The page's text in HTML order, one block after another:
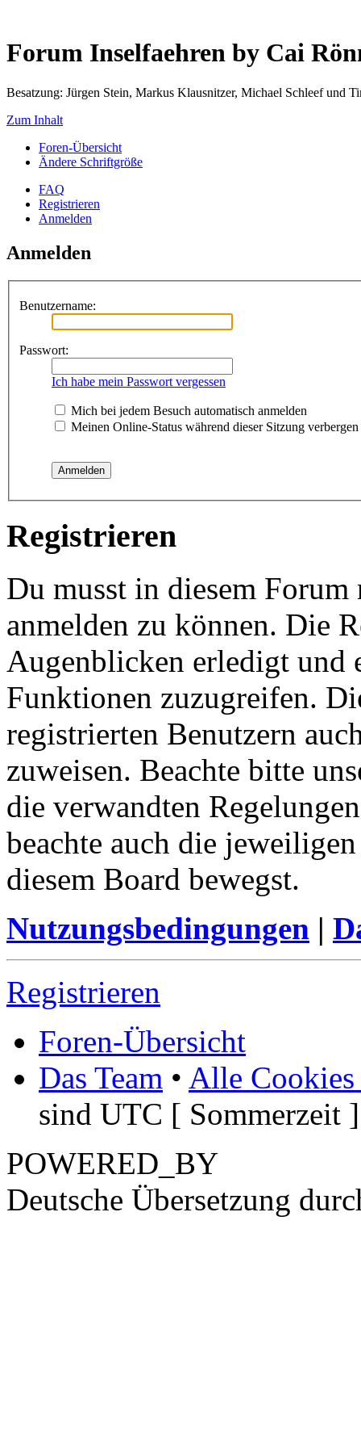
Forum Inselfaehren by Cai
Besatzung: Jürgen Stein, Markus Klausnitzer, Michael Schleef und
Zum Inhalt
Foren-Übersicht
Ändere Schriftgröße
FAQ
Registrieren
Anmelden
Anmelden
Benutzername:
Passwort:
Ich habe mein Passwort vergessen
Mich bei jedem Besuch automatisch anmelden
Meinen Online-Status während dieser Sitzung verbergen
Registrieren
Du musst in diesem
anmelden zu können. Die
Augenblicken erledigt und
Funktionen zuzugreifen.
registrierten Benutzern
zuweisen. Beachte bitte
die verwandten
beachte auch die
diesem Board bewegst.
Nutzungsbedingungen |
Registrieren
Foren-Übersicht
Das Team • Alle Cookies
sind UTC [ Sommerzeit ]
POWERED_BY
Deutsche Übersetzung